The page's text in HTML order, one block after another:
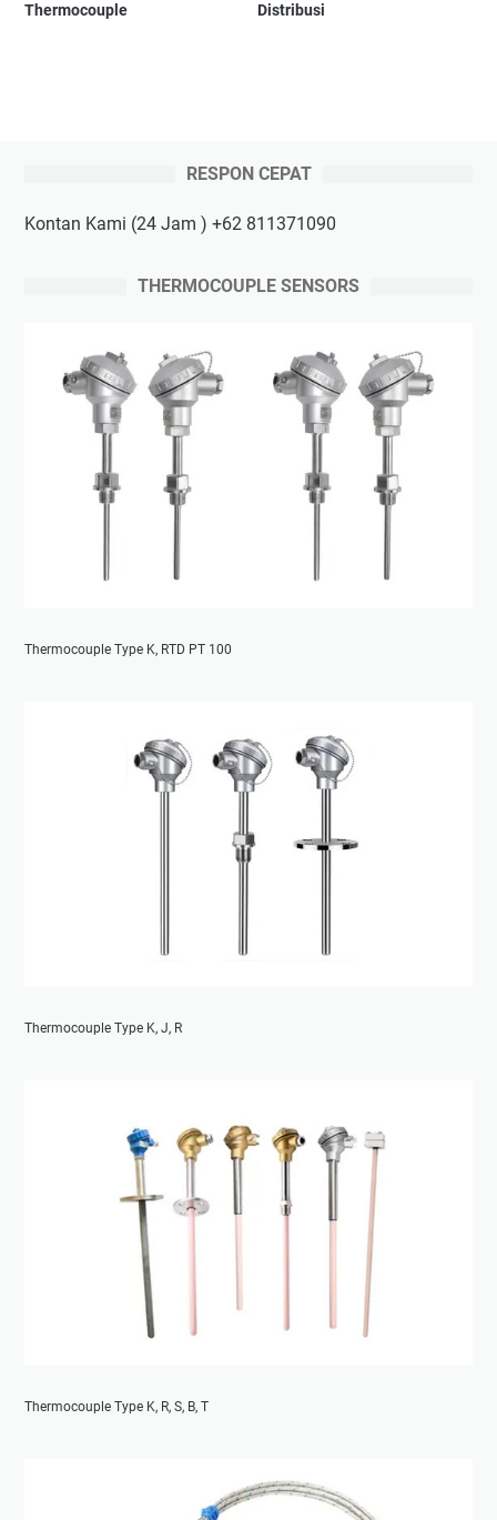
Thermocouple
Distribusi
RESPON CEPAT
Kontan Kami (24 Jam ) +62 811371090
THERMOCOUPLE SENSORS
Thermocouple Type K, RTD PT 100
Thermocouple Type K, J, R
Thermocouple Type K, R, S, B, T